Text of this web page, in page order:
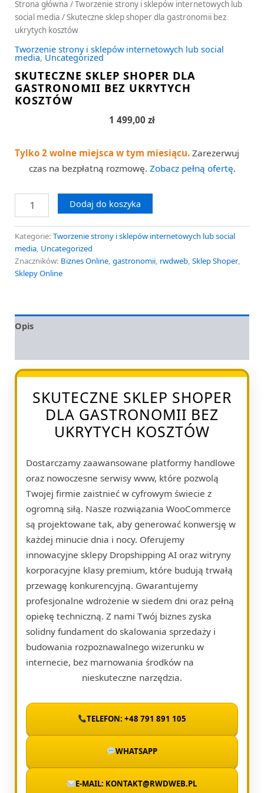
Strona główna /Tworzenie strony i sklepów internetowych lub
social media / Skuteczne sklep shoper dla gastronomii bez
ukrytych kosztów
Tworzenie strony i sklepów internetowych lub social
media, Uncategorized
SKUTECZNE SKLEP SHOPER DLA
GASTRONOMII BEZ UKRYTYCH
KOSZTÓW
1 499,00 zł
Tylko 2 wolne miejsca w tym miesiącu. Zarezerwuj
czas na bezpłatną rozmowę. Zobacz pełną ofertę.
Dodaj do koszyka
Kategorie: Tworzenie strony i sklepów internetowych lub social
media, Uncategorized
Znaczników: Biznes Online, gastronomii, rwdweb, Sklep Shoper,
Sklepy Online
Opis
SKUTECZNE SKLEP SHOPER
DLA GASTRONOMII BEZ
UKRYTYCH KOSZTÓW
Dostarczamy zaawansowane platformy handlowe
oraz nowoczesne serwisy www, które pozwolą
Twojej firmie zaistnieć w cyfrowym świecie z
ogromną siłą. Nasze rozwiązania WooCommerce
są projektowane tak, aby generować konwersję w
każdej minucie dnia i nocy. Oferujemy
innowacyjne sklepy Dropshipping AI oraz witryny
korporacyjne klasy premium, które budują trwałą
przewagę konkurencyjną. Gwarantujemy
profesjonalne wdrożenie w siedem dni oraz pełną
opiekę techniczną. Z nami Twój biznes zyska
solidny fundament do skalowania sprzedaży i
budowania rozpoznawalnego wizerunku w
internecie, bez marnowania środków na
nieskuteczne narzędzia.
TELEFON: +48 791 891 105
WHATSAPP
E-MAIL: KONTAKT@RWDWEB.PL